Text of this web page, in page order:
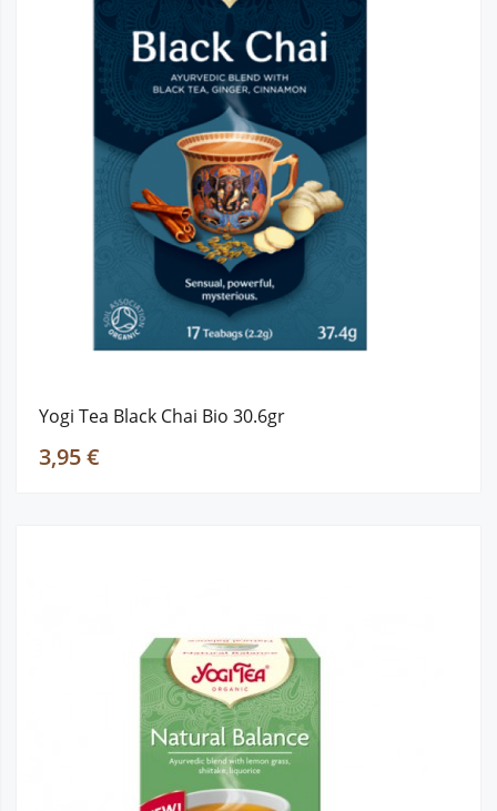
Yogi Tea Black Chai Bio 30.6gr
3,95 €